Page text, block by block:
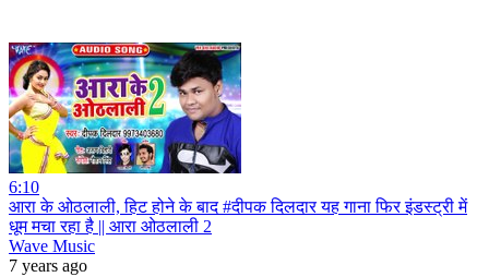
6:10
आरा के ओठलाली, हिट होने के बाद #दीपक दिलदार यह गाना फिर इंडस्ट्री में
धूम मचा रहा है || आरा ओठलाली 2
Wave Music
7 years ago